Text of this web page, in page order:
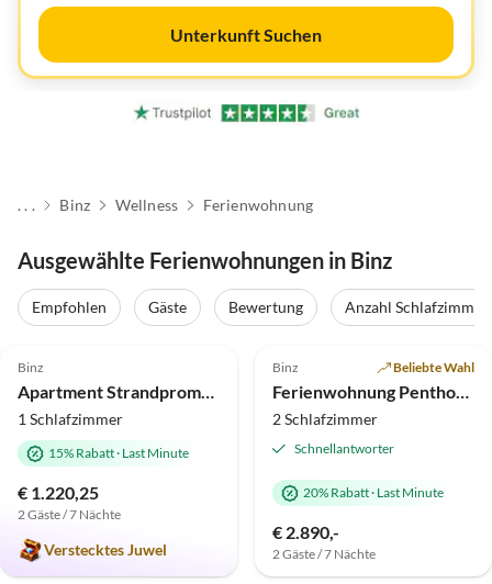
Unterkunft Suchen
. . . Binz Wellness Ferienwohnung
Ausgewählte Ferienwohnungen in Binz
Empfohlen Gäste Bewertung Anzahl Schlafzimmer
Top-Inserat
Binz
Apartment Strandpromenade - 1. Reihe am Meer inkl. Strandkorb
1 Schlafzimmer
15% Rabatt· Last Minute
€ 1.220,25
2 Gäste / 7 Nächte
Verstecktes Juwel
Top-Inserat
Binz Beliebte Wahl
Ferienwohnung Penthouse 27 & SPA in der Villa Mathilde
2 Schlafzimmer
Schnellantworter
20% Rabatt· Last Minute
€ 2.890,-
2 Gäste / 7 Nächte
Tour
Top-Inserat Top-Inserat